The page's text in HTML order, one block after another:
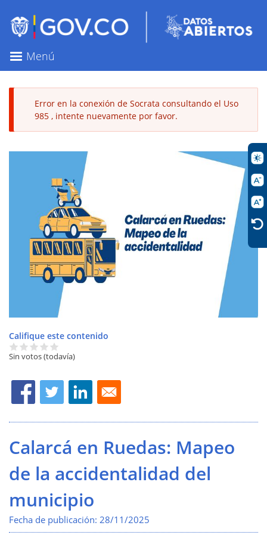
contenido
principal
Menú
Mensaje
Error en la conexión de Socrata consultando el Uso
985 , intente nuevamente por favor.
Califique este contenido
Sin votos (todavía)
Calarcá en Ruedas: Mapeo
de la accidentalidad del
municipio
Fecha de publicación: 28/11/2025